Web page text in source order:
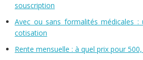
souscription
Avec ou sans formalités médicales
cotisation
Rente mensuelle : à quel prix pour